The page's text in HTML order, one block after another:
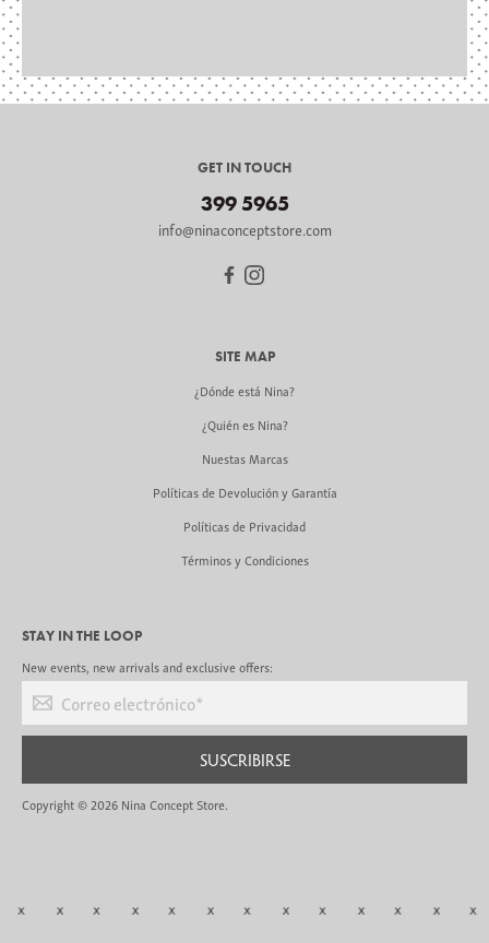
GET IN TOUCH
399 5965
info@ninaconceptstore.com
SITE MAP
¿Dónde está Nina?
¿Quién es Nina?
Nuestas Marcas
Políticas de Devolución y Garantía
Políticas de Privacidad
Términos y Condiciones
STAY IN THE LOOP
New events, new arrivals and exclusive offers:
Correo electrónico
SUSCRIBIRSE
Copyright © 2026 Nina Concept Store.